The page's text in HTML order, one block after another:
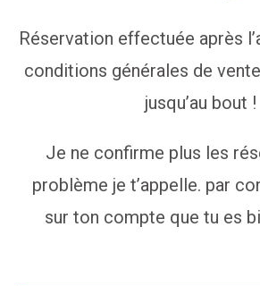
Réservation effectuée après
conditions générales de
jusqu’au bout !
Je ne confirme plus les
problème je t’appelle. par
sur ton compte que tu es